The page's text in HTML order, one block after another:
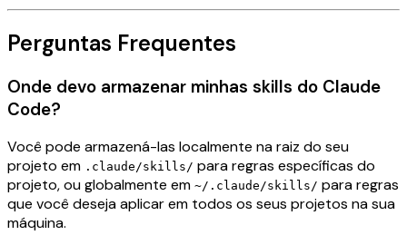
Perguntas Frequentes
Onde devo armazenar minhas skills do Claude
Code?
Você pode armazená-las localmente na raiz do seu
projeto em .claude/skills/ para regras específicas do
projeto, ou globalmente em ~/.claude/skills/ para regras
que você deseja aplicar em todos os seus projetos na sua
máquina.